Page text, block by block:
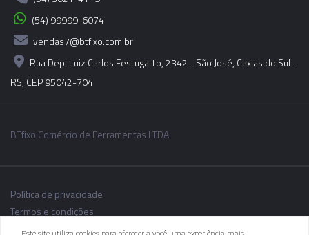
250MM
06045 - CONE MODULAR CBH - BT40-CBH6-
300MM
(54) 99999-6074
vendas7@btfixo.com.br
Rua Dep. Luiz Carlos Festugatto, 2342 - São José, Caxias do Sul -
RS, CEP 95042-704
BTfixo Comércio de Ferramentas LTDA.
Política de privacidade
Termos e condições